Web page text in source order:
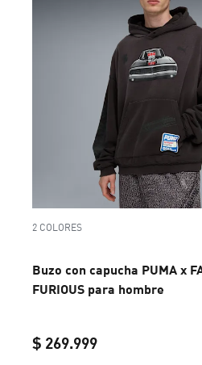
2 COLORES
Buzo con capucha PUMA x
FURIOUS para hombre
$ 269.999